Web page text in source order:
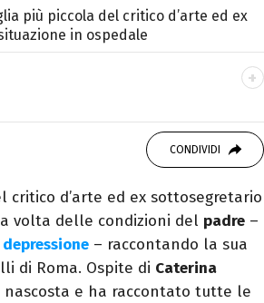
più piccola del critico d’arte ed ex
in ospedale
passione per i cartoni (della pizza
CONDIVIDI
critico d’arte ed ex sottosegretario
volta delle condizioni del padre –
depressione – raccontando la sua
di Roma. Ospite di Caterina
nascosta e ha raccontato tutte le